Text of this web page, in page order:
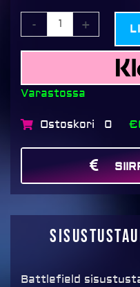
- +
Varastossa
Ostoskori 0
Battlefield